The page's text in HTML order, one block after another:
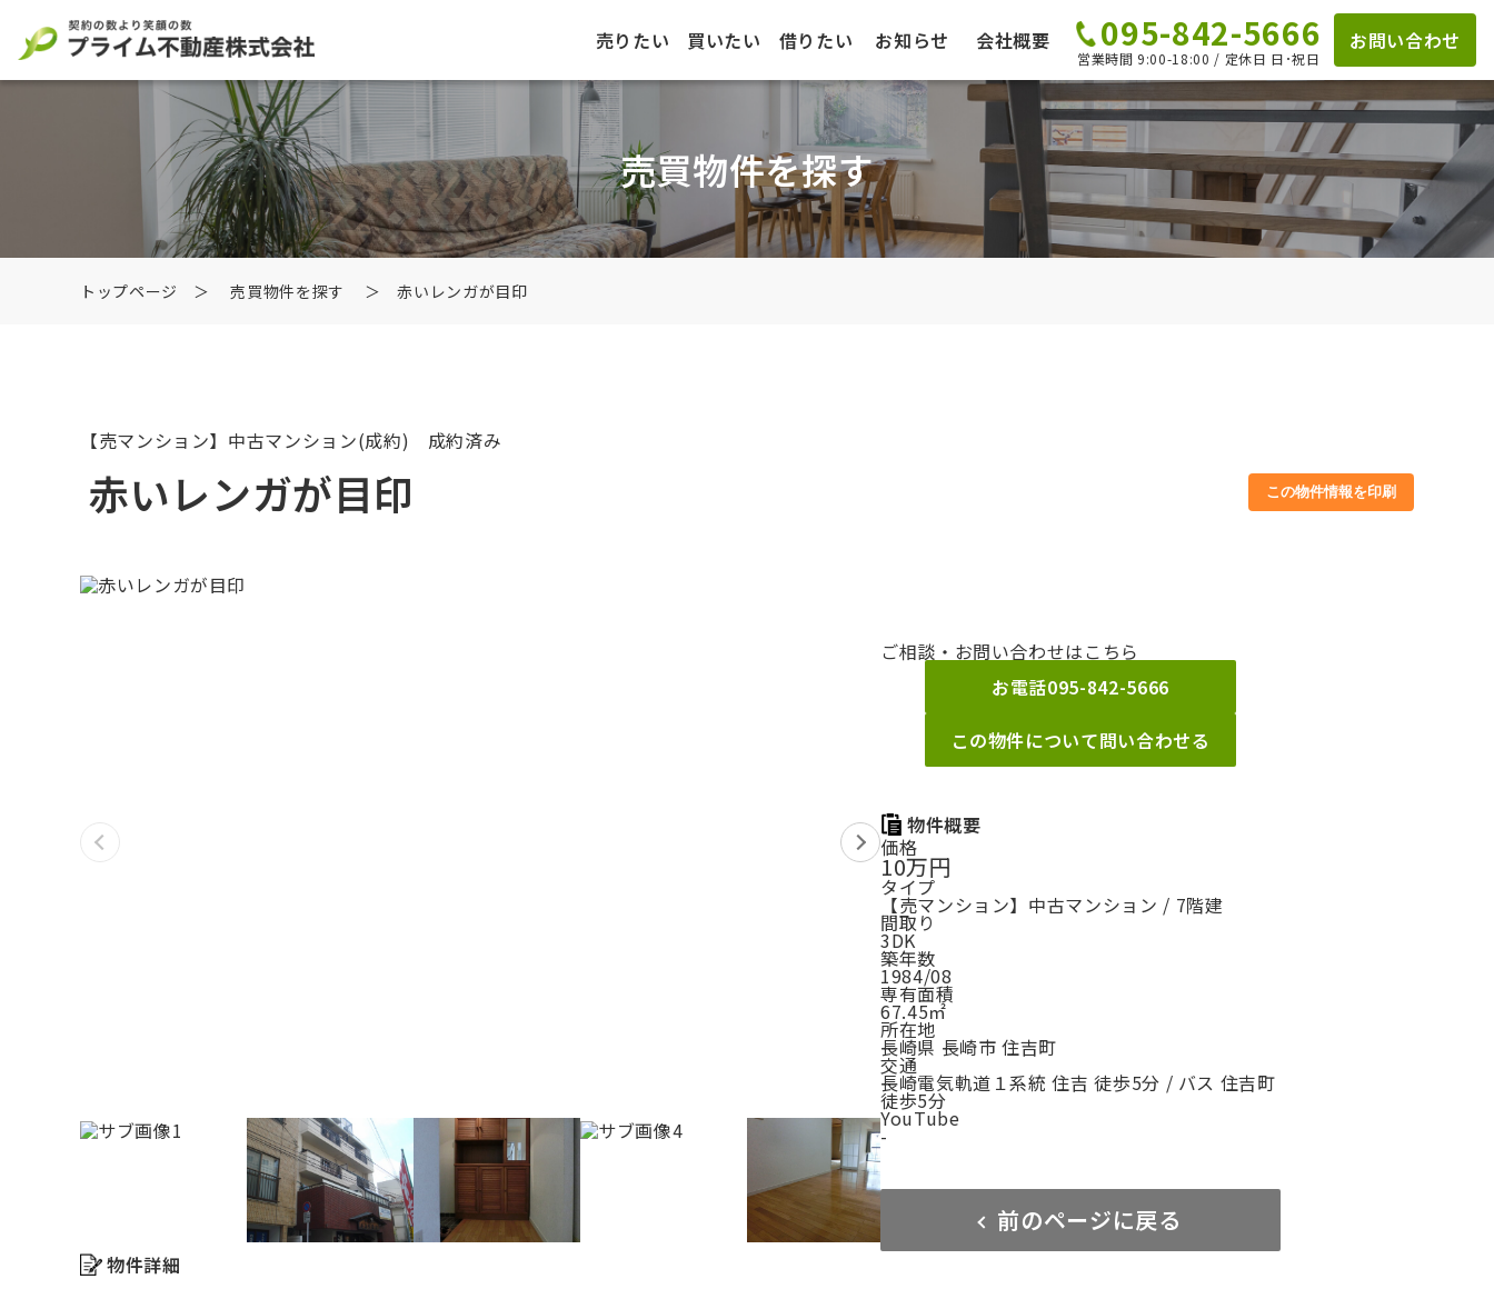
売りたい 買いたい 借りたい お知らせ 会社概要 095-842-5666
営業時間 9:00-18:00 / 定休日 日･祝日
お問い合わせ
売買物件を探す
トップページ ＞ 売買物件を探す ＞ 赤いレンガが目印
【売マンション】中古マンション(成約) 成約済み
赤いレンガが目印 この物件情報を印刷
ご相談・お問い合わせはこちら
お電話095-842-5666
この物件について問い合わせる
物件概要
価格
10万円
タイプ
【売マンション】中古マンション / 7階建
間取り
3DK
築年数
1984/08
専有面積
67.45㎡
所在地
長崎県 長崎市 住吉町
交通
長崎電気軌道１系統 住吉 徒歩5分 / バス 住吉町
徒歩5分
YouTube
-
前のページに戻る
物件詳細